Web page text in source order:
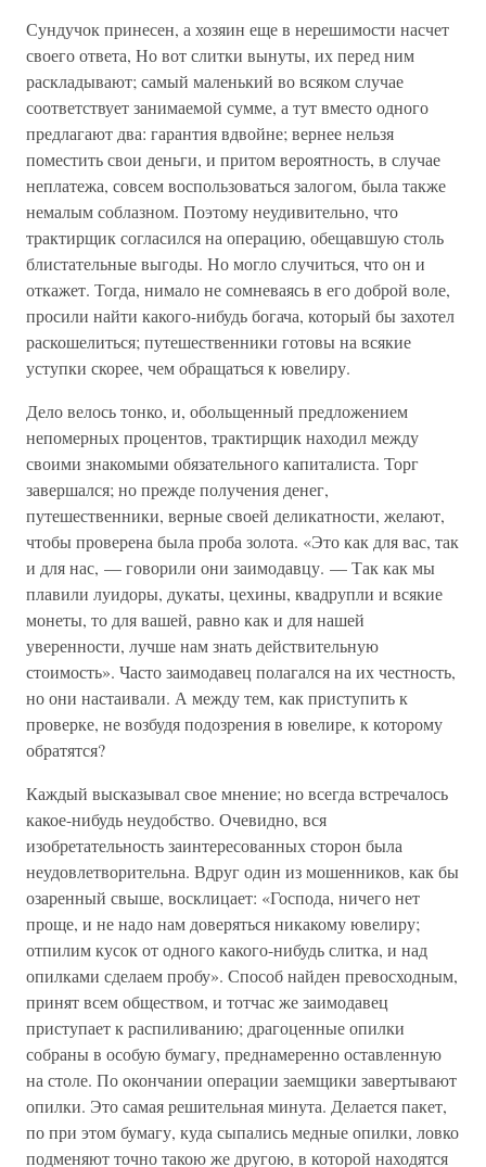
Сундучок принесен, а хозяин еще в нерешимости насчет
своего ответа, Но вот слитки вынуты, их перед ним
раскладывают; самый маленький во всяком случае
соответствует занимаемой сумме, а тут вместо одного
предлагают два: гарантия вдвойне; вернее нельзя
поместить свои деньги, и притом вероятность, в случае
неплатежа, совсем воспользоваться залогом, была также
немалым соблазном. Поэтому неудивительно, что
трактирщик согласился на операцию, обещавшую столь
блистательные выгоды. Но могло случиться, что он и
откажет. Тогда, нимало не сомневаясь в его доброй воле,
просили найти какого-нибудь богача, который бы захотел
раскошелиться; путешественники готовы на всякие
уступки скорее, чем обращаться к ювелиру.
Дело велось тонко, и, обольщенный предложением
непомерных процентов, трактирщик находил между
своими знакомыми обязательного капиталиста. Торг
завершался; но прежде получения денег,
путешественники, верные своей деликатности, желают,
чтобы проверена была проба золота. «Это как для вас, так
и для нас, — говорили они заимодавцу. — Так как мы
плавили луидоры, дукаты, цехины, квадрупли и всякие
монеты, то для вашей, равно как и для нашей
уверенности, лучше нам знать действительную
стоимость». Часто заимодавец полагался на их честность,
но они настаивали. А между тем, как приступить к
проверке, не возбудя подозрения в ювелире, к которому
обратятся?
Каждый высказывал свое мнение; но всегда встречалось
какое-нибудь неудобство. Очевидно, вся
изобретательность заинтересованных сторон была
неудовлетворительна. Вдруг один из мошенников, как бы
озаренный свыше, восклицает: «Господа, ничего нет
проще, и не надо нам доверяться никакому ювелиру;
отпилим кусок от одного какого-нибудь слитка, и над
опилками сделаем пробу». Способ найден превосходным,
принят всем обществом, и тотчас же заимодавец
приступает к распиливанию; драгоценные опилки
собраны в особую бумагу, преднамеренно оставленную
на столе. По окончании операции заемщики завертывают
опилки. Это самая решительная минута. Делается пакет,
по при этом бумагу, куда сыпались медные опилки, ловко
подменяют точно такою же другою, в которой находятся